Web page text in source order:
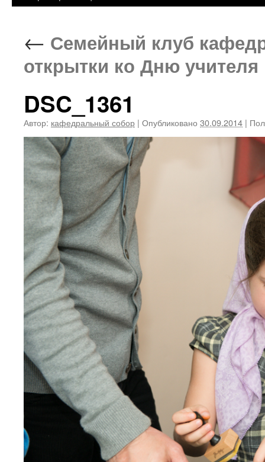
← Семейный клуб
открытки ко Дню учителя
DSC_1361
Автор: кафедральный собор | Опубликовано 30.09.2014 |